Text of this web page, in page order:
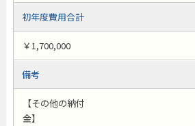
初年度費用合計
￥1,700,000
備考
【その他の納付
金